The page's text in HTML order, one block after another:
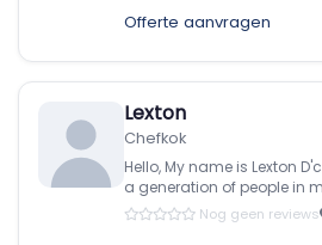
Offerte aanvragen
Lexton
Chefkok
Hello, My name is Lexton
a generation of people in
Nog geen reviews